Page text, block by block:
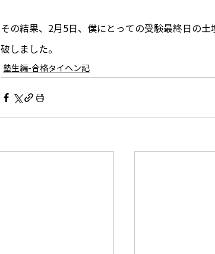
その結果、2月5日、僕にとっての受験最終日の土
破しました。
塾生編-合格タイヘン記